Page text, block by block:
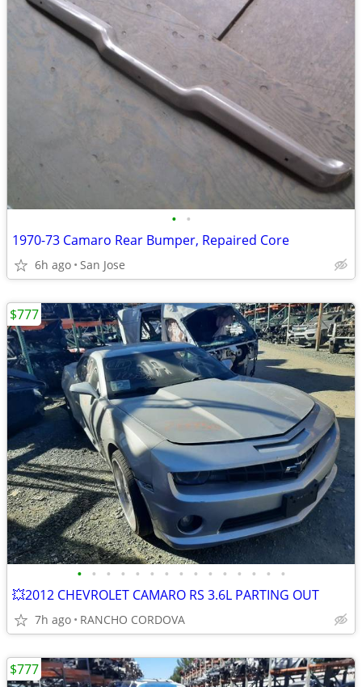
• •
1970-73 Camaro Rear Bumper, Repaired Core
6h ago San Jose
• • • • • • • • • • • • • • •
💥2012 CHEVROLET CAMARO RS 3.6L PARTING OUT
7h ago RANCHO CORDOVA
$777
$777